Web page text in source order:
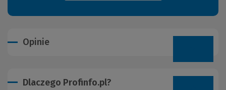
Opinie
Dlaczego Profinfo.pl?